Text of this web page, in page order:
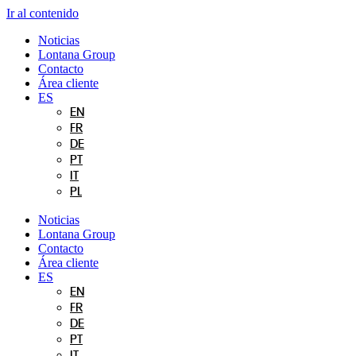
Ir al contenido
Noticias
Lontana Group
Contacto
Área cliente
ES
EN
FR
DE
PT
PL
Noticias
Lontana Group
Contacto
Área cliente
ES
EN
FR
DE
PT